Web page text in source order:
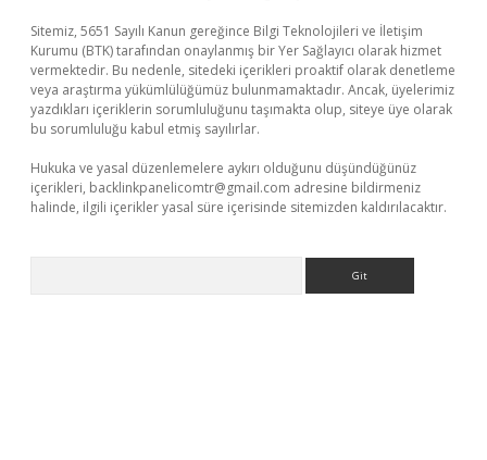
Sitemiz, 5651 Sayılı Kanun gereğince Bilgi Teknolojileri ve İletişim
Kurumu (BTK) tarafından onaylanmış bir Yer Sağlayıcı olarak hizmet
vermektedir. Bu nedenle, sitedeki içerikleri proaktif olarak denetleme
veya araştırma yükümlülüğümüz bulunmamaktadır. Ancak, üyelerimiz
yazdıkları içeriklerin sorumluluğunu taşımakta olup, siteye üye olarak
bu sorumluluğu kabul etmiş sayılırlar.
Hukuka ve yasal düzenlemelere aykırı olduğunu düşündüğünüz
içerikleri, backlinkpanelicomtr@gmail.com adresine bildirmeniz
halinde, ilgili içerikler yasal süre içerisinde sitemizden kaldırılacaktır.